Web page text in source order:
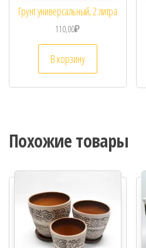
Грунт универсальный, 2 литра
110,00₽
В корзину
Похожие товары